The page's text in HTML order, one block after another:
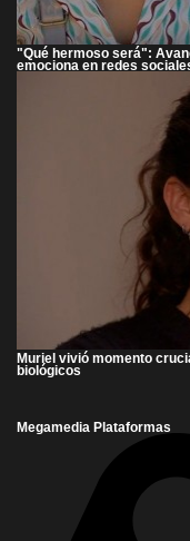
"Qué hermoso será":
emociona en redes
Muriel vivió momento
biológicos
Megamedia Plataformas